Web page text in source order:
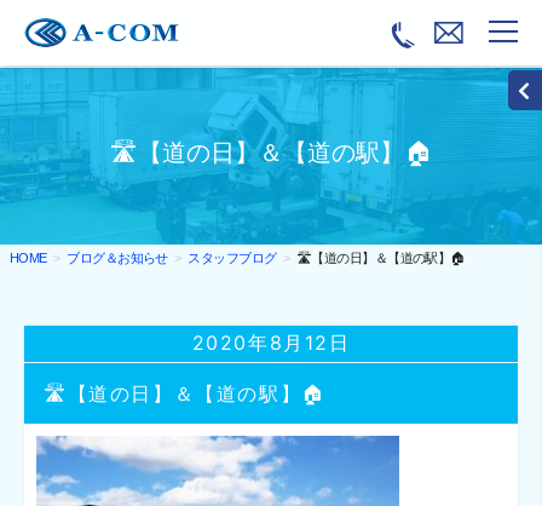
🛣【道の日】＆【道の駅】🏠
HOME ブログ＆お知らせ スタッフブログ 🛣【道の日】＆【道の駅】🏠
🛣【道の日】＆【道の駅】🏠
2020年8月12日